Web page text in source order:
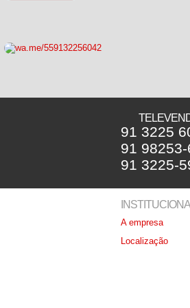
91 3225
91
91 3225-
INSTITUCIONAL
A empresa
Localização